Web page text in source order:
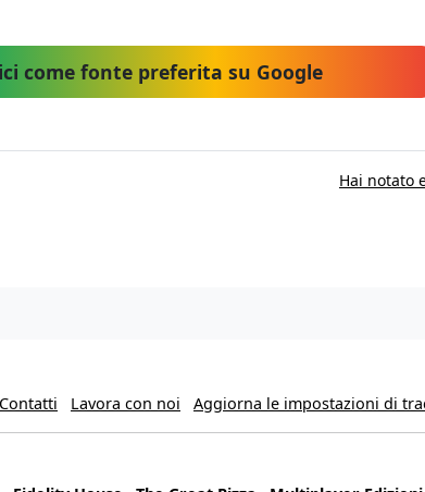
come fonte preferita su Google
Hai notato
Contatti Lavora con noi Aggiorna le impostazioni di